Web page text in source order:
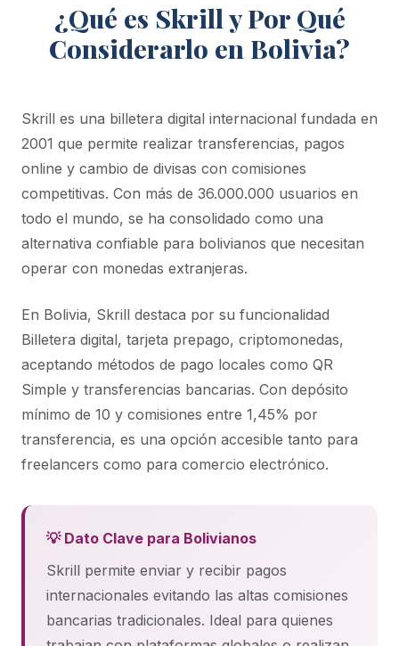
¿Qué es Skrill y Por Qué
Considerarlo en Bolivia?
Skrill es una billetera digital internacional fundada en
2001 que permite realizar transferencias, pagos
online y cambio de divisas con comisiones
competitivas. Con más de 36.000.000 usuarios en
todo el mundo, se ha consolidado como una
alternativa confiable para bolivianos que necesitan
operar con monedas extranjeras.
En Bolivia, Skrill destaca por su funcionalidad
Billetera digital, tarjeta prepago, criptomonedas,
aceptando métodos de pago locales como QR
Simple y transferencias bancarias. Con depósito
mínimo de 10 y comisiones entre 1,45% por
transferencia, es una opción accesible tanto para
freelancers como para comercio electrónico.
💡 Dato Clave para Bolivianos
Skrill permite enviar y recibir pagos
internacionales evitando las altas comisiones
bancarias tradicionales. Ideal para quienes